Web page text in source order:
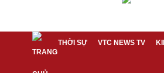
THỜI SỰ VTC NEWS TV